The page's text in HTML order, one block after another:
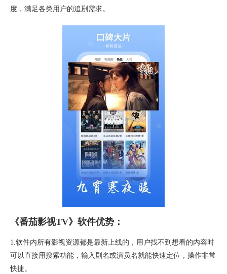
度，满足各类用户的追剧需求。
《番茄影视TV》软件优势：
1.软件内所有影视资源都是最新上线的，用户找不到想看的内容时
可以直接用搜索功能，输入剧名或演员名就能快速定位，操作非常
快捷。